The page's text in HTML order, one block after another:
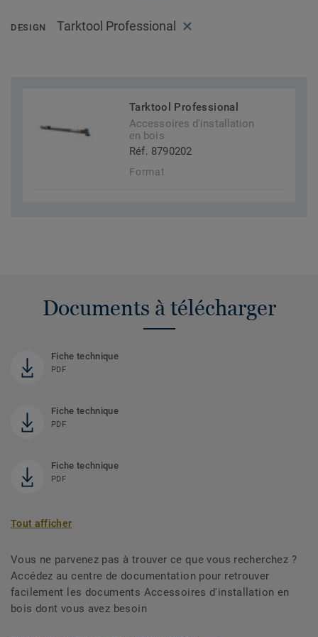
DESIGN Tarktool Professional
Tarktool Professional
Accessoires d'installation
en bois
Réf. 8790202
Format
Documents à télécharger
Fiche technique
PDF
Fiche technique
PDF
Fiche technique
PDF
Tout afficher
Vous ne parvenez pas à trouver ce que vous recherchez ?
Accédez au centre de documentation pour retrouver
facilement les documents Accessoires d'installation en
bois dont vous avez besoin